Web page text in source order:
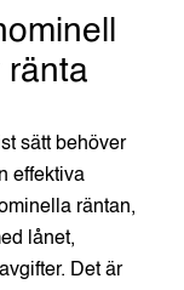
ränta
sätt behöver
effektiva
räntan,
lånet,
Det är